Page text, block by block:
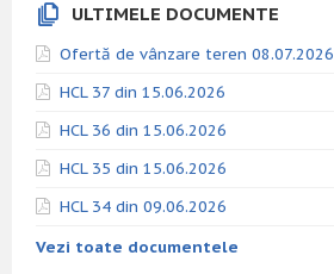
ULTIMELE DOCUMENTE
Ofertă de vânzare teren 08.07.2026
HCL 37 din 15.06.2026
HCL 36 din 15.06.2026
HCL 35 din 15.06.2026
HCL 34 din 09.06.2026
Vezi toate documentele